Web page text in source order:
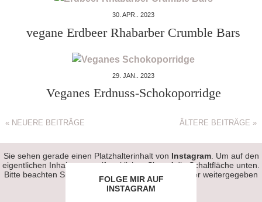
30. APR.. 2023
vegane Erdbeer Rhabarber Crumble Bars
29. JAN.. 2023
Veganes Erdnuss-Schokoporridge
« NEUERE BEITRÄGE ÄLTERE BEITRÄGE »
FOLGE MIR AUF
INSTAGRAM
Sie sehen gerade einen Platzhalterinhalt von Instagram. Um auf den
eigentlichen Inhalt zuzugreifen, klicken Sie auf die Schaltfläche unten.
Bitte beachten Sie, dass dabei Daten an Drittanbieter weitergegeben
werden.